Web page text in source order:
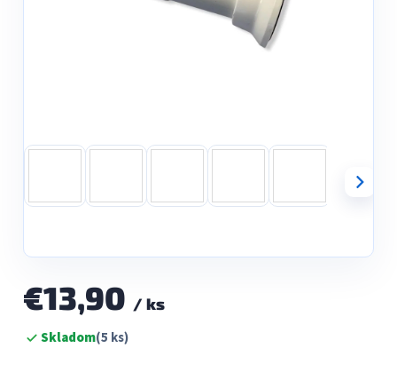
€13,90 / ks
Jednotková
cena:Skladom(5 ks)